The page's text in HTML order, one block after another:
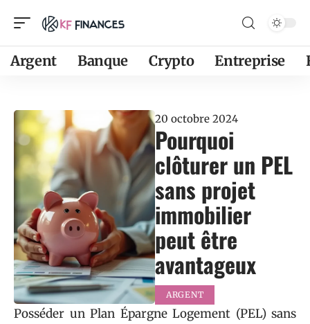
Argent Banque Crypto Entreprise
20 octobre 2024
Pourquoi
clôturer un PEL
sans projet
immobilier
peut être
avantageux
ARGENT
Posséder un Plan Épargne Logement (PEL) sans